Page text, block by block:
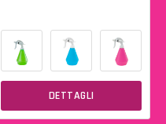
DETTAGLI